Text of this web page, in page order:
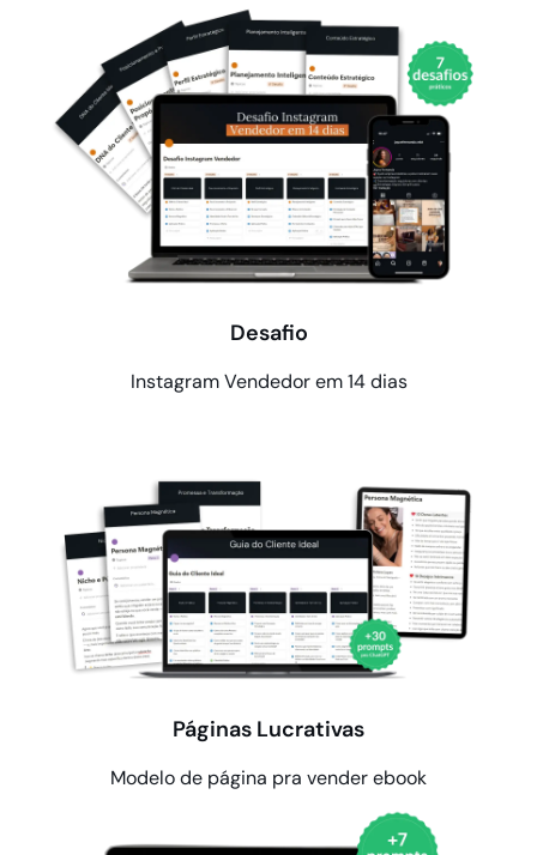
Desafio
Instagram Vendedor em 14 dias
Páginas Lucrativas
Modelo de página pra vender ebook